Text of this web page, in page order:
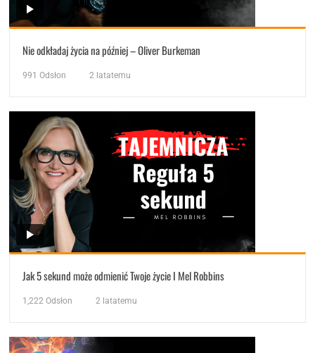
Nie odkładaj życia na później – Oliver Burkeman
991 Odsłon 2 latatemu
Jak 5 sekund może odmienić Twoje życie I Mel Robbins
1,222 Odsłon 2 latatemu